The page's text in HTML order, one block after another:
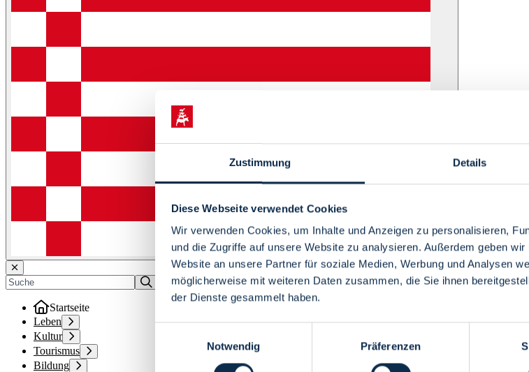
Zustimmung Details
Diese Webseite verwendet Cookies
Wir verwenden Cookies, um Inhalte und Anzeigen zu personalisieren,
und die Zugriffe auf unsere Website zu analysieren. Außerdem geben
Website an unsere Partner für soziale Medien, Werbung und Analysen
möglicherweise mit weiteren Daten zusammen, die Sie ihnen
der Dienste gesammelt haben.
Notwendig
Präferenzen
Menü
Startseite
Leben
Kultur
Tourismus
Bildung